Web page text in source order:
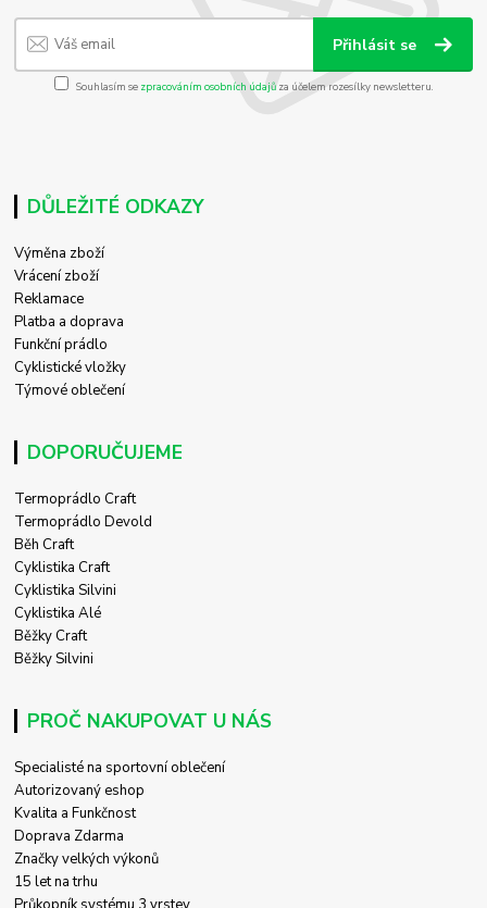
Přihlásit se
Souhlasím se zpracováním osobních údajůza účelem rozesílky newsletteru.
DŮLEŽITÉ ODKAZY
Výměna zboží
Vrácení zboží
Reklamace
Platba a doprava
Funkční prádlo
Cyklistické vložky
Týmové oblečení
DOPORUČUJEME
Termoprádlo Craft
Termoprádlo Devold
Běh Craft
Cyklistika Craft
Cyklistika Silvini
Cyklistika Alé
Běžky Craft
Běžky Silvini
PROČ NAKUPOVAT U NÁS
Specialisté na sportovní oblečení
Autorizovaný eshop
Kvalita a Funkčnost
Doprava Zdarma
Značky velkých výkonů
15 let na trhu